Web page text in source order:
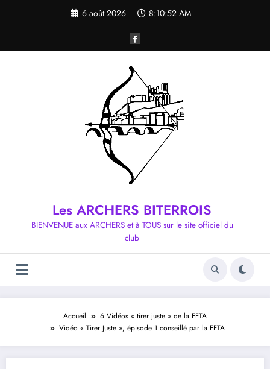
6 août 2026 8:10:52 AM
Les ARCHERS BITERROIS
BIENVENUE aux ARCHERS et à TOUS sur le site officiel du
club
Accueil
6 Vidéos « tirer juste » de la FFTA
Vidéo « Tirer Juste », épisode 1 conseillé par la FFTA